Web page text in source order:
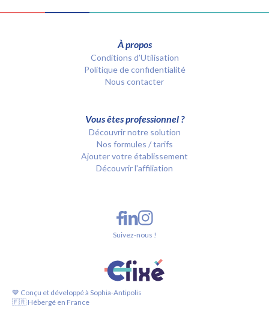
À propos
Conditions d’Utilisation
Politique de confidentialité
Nous contacter
Vous êtes professionnel ?
Découvrir notre solution
Nos formules / tarifs
Ajouter votre établissement
Découvrir l'affiliation
💙 Conçu et développé à Sophia-Antipolis
🇫🇷 Hébergé en France
Suivez-nous !